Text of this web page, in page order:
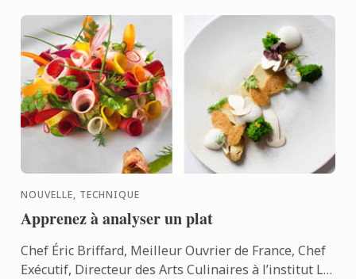
NOUVELLE, TECHNIQUE
Apprenez à analyser un plat
Chef Éric Briffard, Meilleur Ouvrier de France, Chef
Exécutif, Directeur des Arts Culinaires à l’institut Le